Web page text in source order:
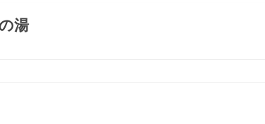
湯